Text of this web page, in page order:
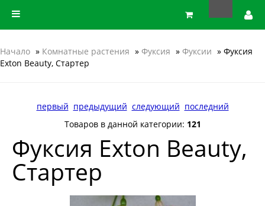
Начало » Комнатные растения » Фуксия » Фуксии » Фуксия
Exton Beauty, Стартер
первый предыдущий следующий последний
Товаров в данной категории: 121
Фуксия Exton Beauty,
Стартер